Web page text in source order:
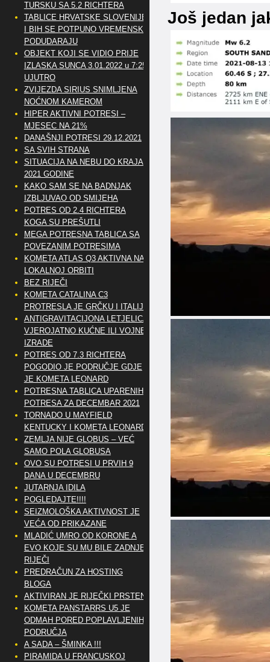
Još jedan
TURSKU SA 5.2 RICHTERA
TABLICE HRVATSKE SLOVENIJE
I BIH SE POTPUNO VREMENSKI
PODUDARAJU
OBJEKT KOJI SE VIDIO PRIJE
IZLASKA SUNCA 3.01.2022 u 7:25
UJUTRO
ZVIJEZDA SIRIUS SNIMLJENA
NOĆNOM KAMEROM
HIPER AKTIVNI POTRESI –
MJESEC NA 21%
DANAŠNJI POTRESI 29.12.2021
SA SVIH STRANA
SITUACIJA NA NEBU DO KRAJA
2021 GODINE
KAKO SAM SE NA BADNJAK
IZBLJUVAO OD SMIJEHA
POTRES OD 2.4 RICHTERA
KOGA SU PREŠUTLI
MEGA POTRESNA TABLICA SA
POVEZANIM POTRESIMA
KOMETA ATLAS Q3 AKTIVNA NA
LOKALNOJ ORBITI
BEZ RIJEČI
KOMETA CATALINA C3
PROTRESLA JE GRČKU I ITALIJU
ANTIGRAVITACIJONA LETJELICA
VJEROJATNO KUĆNE ILI VOJNE
IZRADE
POTRES OD 7.3 RICHTERA
POGODIO JE PODRUČJE GDJE
JE KOMETA LEONARD
POTRESNA TABLICA UPARENIH
POTRESA ZA DECEMBAR 2021
TORNADO U MAYFIELD
KENTUCKY I KOMETA LEONARD
ZEMLJA NIJE GLOBUS – VEĆ
SAMO POLA GLOBUSA
OVO SU POTRESI U PRVIH 9
DANA U DECEMBRU
JUTARNJA IDILA
POGLEDAJTE!!!!
SEIZMOLOŠKA AKTIVNOST JE
VEĆA OD PRIKAZANE
MLADIĆ UMRO OD KORONE A
EVO KOJE SU MU BILE ZADNJE
RIJEČI
PREDRAČUN ZA HOSTING
BLOGA
AKTIVIRAN JE RIJEČKI PRSTEN
KOMETA PANSTARRS U5 JE
ODMAH PORED POPLAVLJENIH
PODRUČJA
A SADA – ŠMINKA !!!
PIRAMIDA U FRANCUSKOJ